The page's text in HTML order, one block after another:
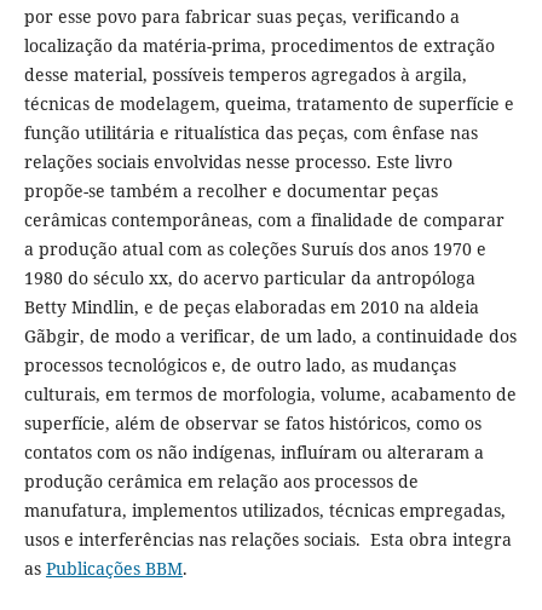
por esse povo para fabricar suas peças, verificando a
localização da matéria-prima, procedimentos de extração
desse material, possíveis temperos agregados à argila,
técnicas de modelagem, queima, tratamento de superfície e
função utilitária e ritualística das peças, com ênfase nas
relações sociais envolvidas nesse processo. Este livro
propõe-se também a recolher e documentar peças
cerâmicas contemporâneas, com a finalidade de comparar
a produção atual com as coleções Suruís dos anos 1970 e
1980 do século xx, do acervo particular da antropóloga
Betty Mindlin, e de peças elaboradas em 2010 na aldeia
Gãbgir, de modo a verificar, de um lado, a continuidade dos
processos tecnológicos e, de outro lado, as mudanças
culturais, em termos de morfologia, volume, acabamento de
superfície, além de observar se fatos históricos, como os
contatos com os não indígenas, influíram ou alteraram a
produção cerâmica em relação aos processos de
manufatura, implementos utilizados, técnicas empregadas,
usos e interferências nas relações sociais. Esta obra integra
as Publicações BBM.